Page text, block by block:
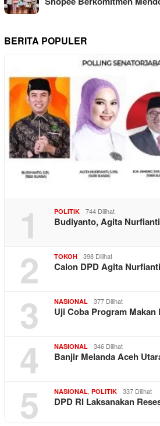
BERITA POPULER
1 POLITIK 744 Dilihat
Budiyanto, Agita
2 TOKOH 398 Dilihat
Calon DPD Agita
3 NASIONAL 377 Dilihat
Uji Coba Program
4 NASIONAL 346 Dilihat
Banjir Melanda Aceh
5 NASIONAL, POLITIK 337 Dilihat
DPD RI Laksanakan